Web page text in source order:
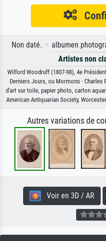
Non daté. · albumen
Artistes non
Wilford Woodruff (1807-98), 4e
Derniers Jours, ou Mormons ·
d'art sur toile, papier photo, carton
American Antiquarian Society,
Autres variations de
Voir en 3D / AR